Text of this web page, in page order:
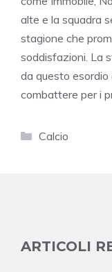
alte e la squadra
stagione che
soddisfazioni. La
da questo esordio
combattere per i
Categorie
Calcio
ARTICOLI